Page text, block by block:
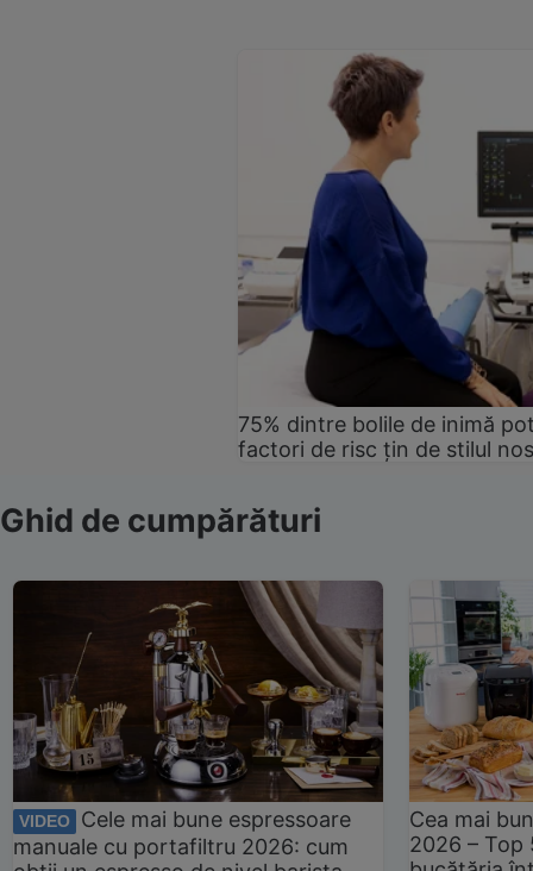
75% dintre bolile de inimă
factori de risc țin de stilul
Ghid de cumpărături
VIDEO
Cele mai bune espressoare
manuale cu portafiltru 2026: cum
Cea mai
2026 –